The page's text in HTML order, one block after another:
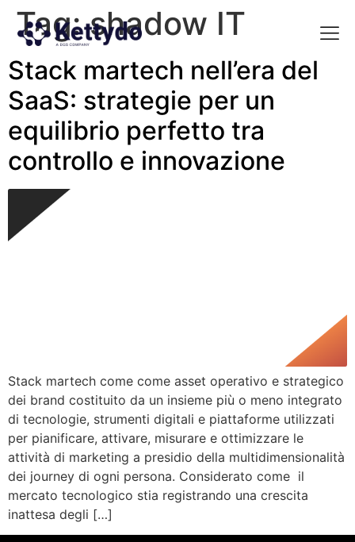
Tag:shadow IT
Stack martech nell’era del
SaaS: strategie per un
equilibrio perfetto tra
controllo e innovazione
Stack martech come come asset operativo e strategico
dei brand costituito da un insieme più o meno integrato
di tecnologie, strumenti digitali e piattaforme utilizzati
per pianificare, attivare, misurare e ottimizzare le
attività di marketing a presidio della multidimensionalità
dei journey di ogni persona. Considerato come il
mercato tecnologico stia registrando una crescita
inattesa degli […]